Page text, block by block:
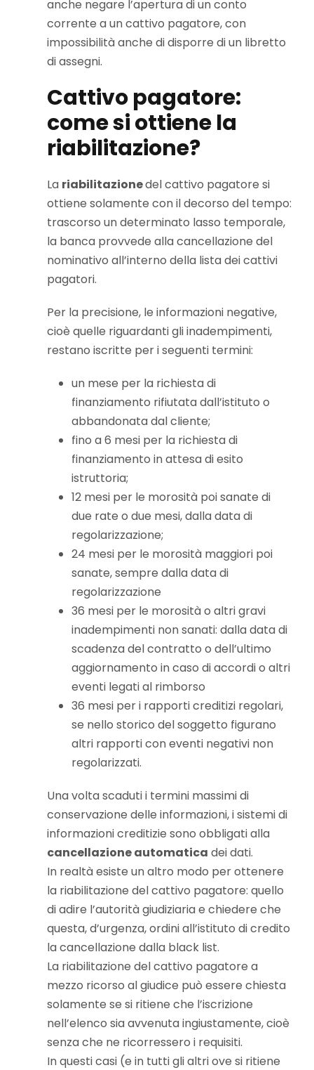
anche negare l’apertura di un conto
corrente a un cattivo pagatore, con
impossibilità anche di disporre di un libretto
di assegni.
Cattivo pagatore:
come si ottiene la
riabilitazione?
La riabilitazionedel cattivo pagatore si
ottiene solamente con il decorso del tempo:
trascorso un determinato lasso temporale,
la banca provvede alla cancellazione del
nominativo all’interno della lista dei cattivi
pagatori.
Per la precisione, le informazioni negative,
cioè quelle riguardanti gli inadempimenti,
restano iscritte per i seguenti termini:
un mese per la richiesta di
finanziamento rifiutata dall’istituto o
abbandonata dal cliente;
fino a 6 mesi per la richiesta di
finanziamento in attesa di esito
istruttoria;
12 mesi per le morosità poi sanate di
due rate o due mesi, dalla data di
regolarizzazione;
24 mesi per le morosità maggiori poi
sanate, sempre dalla data di
regolarizzazione
36 mesi per le morosità o altri gravi
inadempimenti non sanati: dalla data di
scadenza del contratto o dell’ultimo
aggiornamento in caso di accordi o altri
eventi legati al rimborso
36 mesi per i rapporti creditizi regolari,
se nello storico del soggetto figurano
altri rapporti con eventi negativi non
regolarizzati.
Una volta scaduti i termini massimi di
conservazione delle informazioni, i sistemi di
informazioni creditizie sono obbligati alla
cancellazione automatica dei dati.
In realtà esiste un altro modo per ottenere
la riabilitazione del cattivo pagatore: quello
di adire l’autorità giudiziaria e chiedere che
questa, d’urgenza, ordini all’istituto di credito
la cancellazione dalla black list.
La riabilitazione del cattivo pagatore a
mezzo ricorso al giudice può essere chiesta
solamente se si ritiene che l’iscrizione
nell’elenco sia avvenuta ingiustamente, cioè
senza che ne ricorressero i requisiti.
In questi casi (e in tutti gli altri ove si ritiene